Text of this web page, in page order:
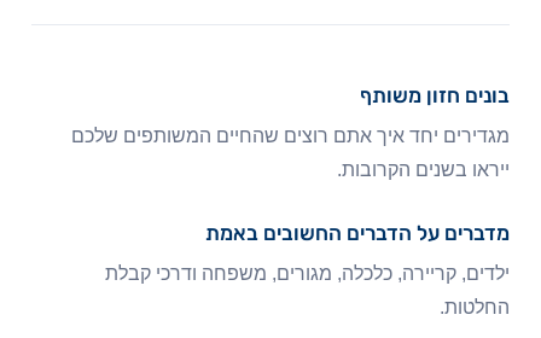
בונים חזון משותף
מגדירים יחד איך אתם רוצים שהחיים המשותפים שלכם
ייראו בשנים הקרובות.
מדברים על הדברים החשובים באמת
ילדים, קריירה, כלכלה, מגורים, משפחה ודרכי קבלת
החלטות.